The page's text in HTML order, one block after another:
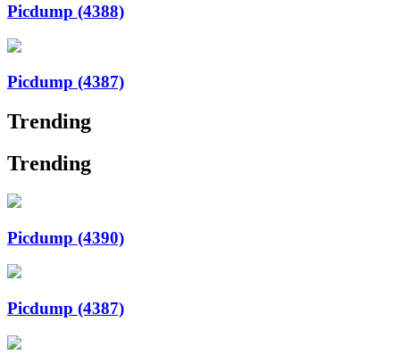
Picdump (4388)
Picdump (4387)
Trending
Trending
Picdump (4390)
Picdump (4387)